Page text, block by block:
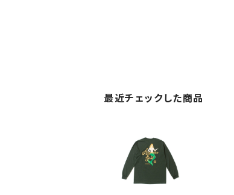
最近チェックした商品